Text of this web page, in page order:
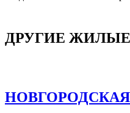
ДРУГИЕ
НОВГОРОДСКАЯ